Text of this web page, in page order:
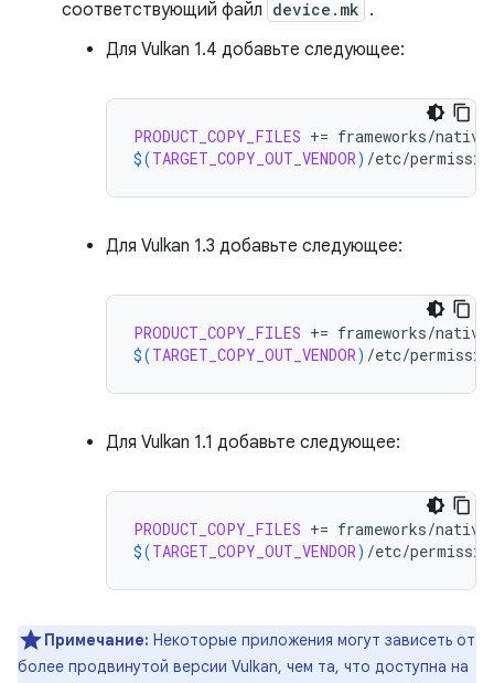
соответствующий файл device.mk .
Для Vulkan 1.4 добавьте следующее:
PRODUCT_COPY_FILES +=
$(TARGET_COPY_OUT_VENDOR) /etc/
Для Vulkan 1.3 добавьте следующее:
PRODUCT_COPY_FILES +=
$(TARGET_COPY_OUT_VENDOR) /etc/
Для Vulkan 1.1 добавьте следующее:
PRODUCT_COPY_FILES +=
$(TARGET_COPY_OUT_VENDOR) /etc/
Примечание: Некоторые приложения могут зависеть от
более продвинутой версии Vulkan, чем та, что доступна на